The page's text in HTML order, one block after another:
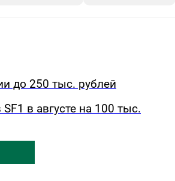
до 250 тыс. рублей
в августе на 100 тыс.